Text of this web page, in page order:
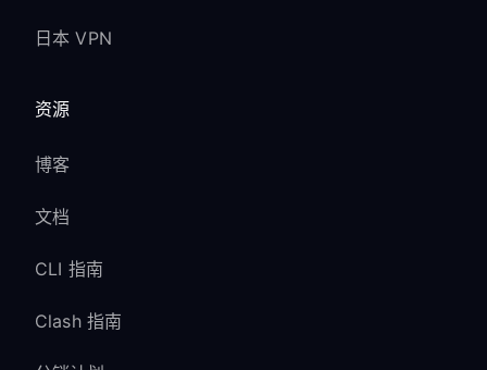
日本 VPN
资源
博客
文档
CLI 指南
Clash 指南